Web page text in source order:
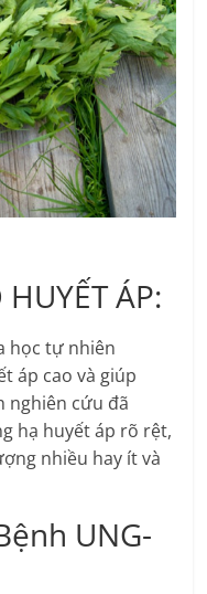
ÁP:
học tự nhiên
áp cao và giúp
nghiên cứu đã
hạ huyết áp rõ rệt,
nhiều hay ít và
UNG-